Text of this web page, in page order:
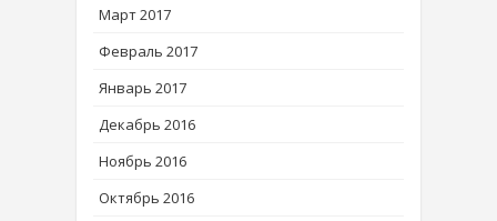
Март 2017
Февраль 2017
Январь 2017
Декабрь 2016
Ноябрь 2016
Октябрь 2016